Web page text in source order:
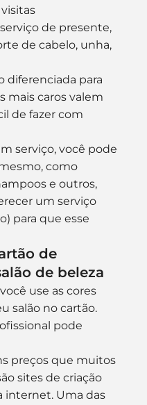
de presente,
de cabelo, unha,
diferenciada para
mais caros valem
de fazer com
serviço, você pode
como
e outros,
um serviço
para que esse
de
de beleza
use as cores
salão no cartão.
pode
preços que muitos
sites de criação
internet. Uma das